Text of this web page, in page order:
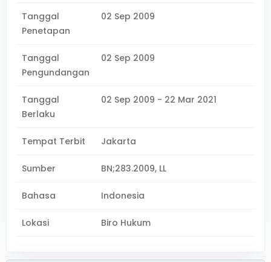
Tanggal
Penetapan
02 Sep 2009
Tanggal
Pengundangan
02 Sep 2009
Tanggal
Berlaku
02 Sep 2009 - 22 Mar 2021
Tempat Terbit Jakarta
Sumber BN;283.2009, LL
Bahasa Indonesia
Lokasi Biro Hukum